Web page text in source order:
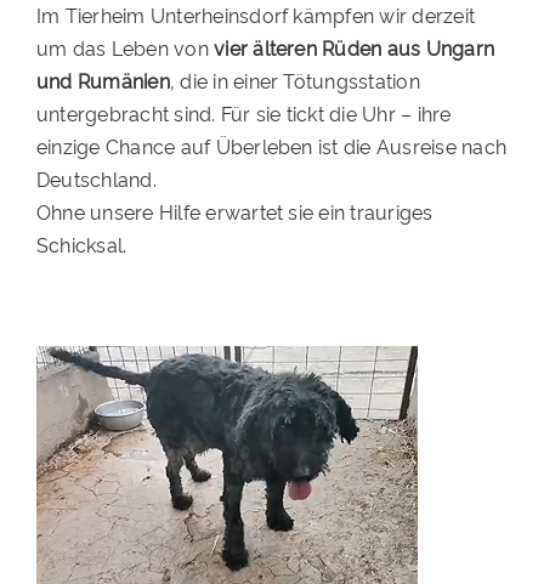
FÖRDERN & VERERBEN
KOOPERATIONEN
4KIDS
TIERHEIMTIERE
TIERHEIME
RATGEBER
Im Tierheim Unterheinsdorf kämpfen wir derzeit
um das Leben vonvier älteren Rüden aus Ungarn
und Rumänien, die in einer Tötungsstation
untergebracht sind. Für sie tickt die Uhr – ihre
einzige Chance auf Überleben ist die Ausreise nach
Deutschland.
Ohne unsere Hilfe erwartet sie ein trauriges
Schicksal.